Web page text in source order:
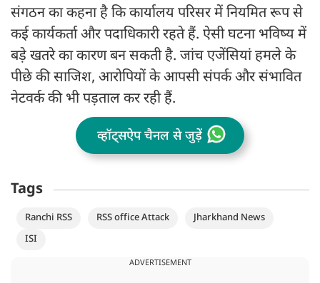
संगठन का कहना है कि कार्यालय परिसर में नियमित रूप से
कई कार्यकर्ता और पदाधिकारी रहते हैं. ऐसी घटना भविष्य में
बड़े खतरे का कारण बन सकती है. जांच एजेंसियां हमले के
पीछे की साजिश, आरोपियों के आपसी संपर्क और संभावित
नेटवर्क की भी पड़ताल कर रही हैं.
व्हॉट्सऐप चैनल से जुड़ें
Tags
Ranchi RSS RSS office Attack
Jharkhand News
ISI
ADVERTISEMENT